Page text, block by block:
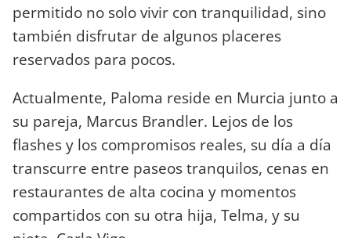
permitido no solo vivir con tranquilidad, sino
también disfrutar de algunos placeres
reservados para pocos.
Actualmente, Paloma reside en Murcia junto a
su pareja, Marcus Brandler. Lejos de los
flashes y los compromisos reales, su día a día
transcurre entre paseos tranquilos, cenas en
restaurantes de alta cocina y momentos
compartidos con su otra hija, Telma, y su